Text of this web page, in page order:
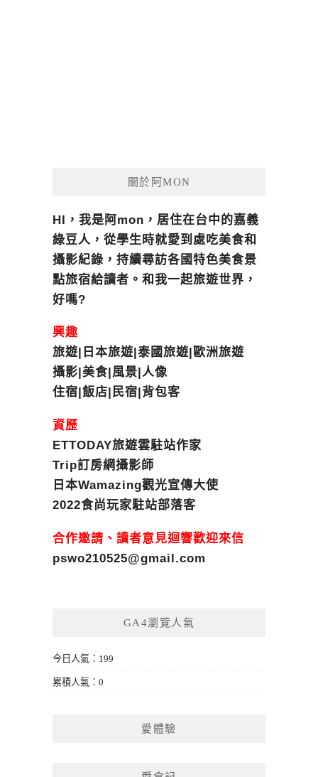
關於阿MON
HI，我是阿mon，居住在台中的嘉義
綠豆人，從學生時就愛到處吃美食和
攝影紀錄，持續尋訪各國特色美食景
點旅宿給讀者。和我一起旅遊世界，
好嗎?
興趣
旅遊|日本旅遊|泰國旅遊|歐洲旅遊
攝影|美食|風景|人像
住宿|飯店|民宿|背包客
資歷
ETTODAY旅遊雲駐站作家
Trip訂房網攝影師
日本Wamazing觀光宣傳大使
2022食尚玩家駐站部落客
合作邀請、讀者意見迴響歡迎來信
pswo210525@gmail.com
GA4瀏覽人氣
今日人氣：199
累積人氣：0
愛體驗